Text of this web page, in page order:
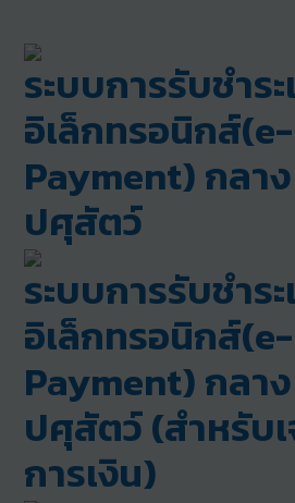
ระบบการรับชำระ
อิเล็กทรอนิกส์(e-
Payment) กลา
ปศุสัตว์
ระบบการรับชำระ
อิเล็กทรอนิกส์(e-
Payment) กลา
ปศุสัตว์ (สำหรับ
การเงิน)